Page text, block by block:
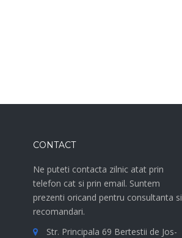
CONTACT
Ne puteti contacta zilnic atat prin
telefon cat si prin email. Suntem
prezenti oricand pentru consultanta si
recomandari.
Str. Principala 69 Bertestii de Jos-